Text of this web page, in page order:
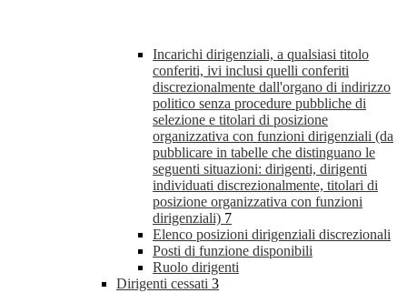
Incarichi dirigenziali, a qualsiasi titolo
conferiti, ivi inclusi quelli conferiti
discrezionalmente dall'organo di indirizzo
politico senza procedure pubbliche di
selezione e titolari di posizione
organizzativa con funzioni dirigenziali (da
pubblicare in tabelle che distinguano le
seguenti situazioni: dirigenti, dirigenti
individuati discrezionalmente, titolari di
posizione organizzativa con funzioni
dirigenziali) 7
Elenco posizioni dirigenziali discrezionali
Posti di funzione disponibili
Ruolo dirigenti
Dirigenti cessati 3